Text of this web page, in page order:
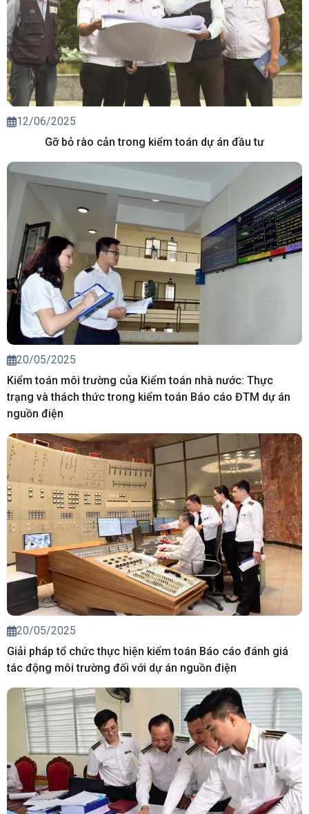
12/06/2025
Gỡ bỏ rào cản trong kiểm toán dự án đầu tư
20/05/2025
Kiểm toán môi trường của Kiểm toán nhà nước: Thực
trạng và thách thức trong kiểm toán Báo cáo ĐTM dự án
nguồn điện
20/05/2025
Giải pháp tổ chức thực hiện kiểm toán Báo cáo đánh giá
tác động môi trường đối với dự án nguồn điện